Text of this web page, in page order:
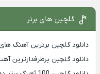
گلچین های برتر
دانلود گلچین برترین آهنگ
دانلود گلچین پرطرفدارترین